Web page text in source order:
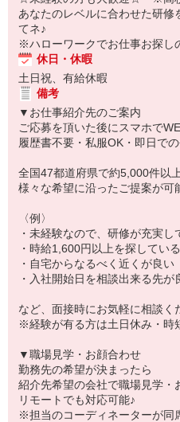
あなたのレベルに合わせた研修
てネ♪
※ハローワークでお仕事お探し
休日・休暇
土日祝、有給休暇
備考
▼お仕事紹介先のご案内
ご応募を頂いた後にスマホで
履歴書不要・私服OK・即日で
全国47都道府県で約5,000件以
様々な希望に沿ったご提案が可
〈例〉
・未経験なので、研修が充実し
・時給1,600円以上を探している
・自宅からなるべく近くが良い
・入社開始日を相談出来る先が
など、面接時にお気軽に相談く
※経験が有る方は土日休み・時
▼職場見学・お顔合わせ
勤務先の希望が決まったら
紹介先希望の会社で職場見学・
リモートでも対応可能♪
※担当のコーディネーターが同